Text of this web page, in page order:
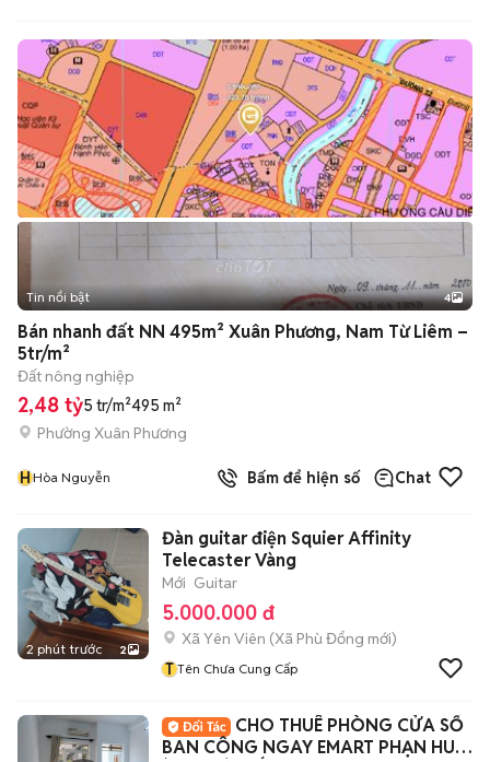
Tin nổi bật 4
Bán nhanh đất NN 495m² Xuân Phương, Nam Từ Liêm –
5tr/m²
Đất nông nghiệp
2,48 tỷ5 tr/m²495 m²
Phường Xuân Phương
HHòa Nguyễn Bấm để hiện số Chat
2 phút trước 2
Đàn guitar điện Squier Affinity
Telecaster Vàng
Mới Guitar
5.000.000 đ
Xã Yên Viên (Xã Phù Đổng mới)
T Tên Chưa Cung Cấp
CHO THUÊ PHÒNG CỬA SỔ
BAN CÔNG NGAY EMART PHẠN HUY